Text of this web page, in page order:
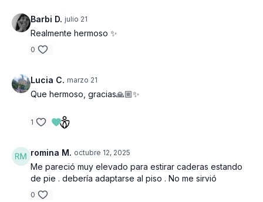
Barbi D. julio 21
Realmente hermoso ✨
0
Lucia C. marzo 21
Que hermoso, gracias🙏🏼✨️
1
romina M. octubre 12, 2025
Me pareció muy elevado para estirar caderas estando
de pie . debería adaptarse al piso . No me sirvió
0